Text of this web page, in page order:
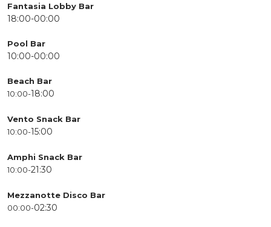
Fantasia Lobby Bar
18:00-00:00
Pool Bar
10:00-00:00
Beach Bar
10:00-18:00
Vento Snack Bar
10:00-15:00
Amphi Snack Bar
10:00-21:30
Mezzanotte Disco Bar
00:00-02:30